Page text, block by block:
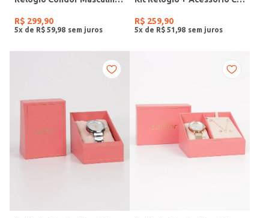
R$ 299,90
5x de R$ 59 98
R$ 259,90
5x de R$ 51 98